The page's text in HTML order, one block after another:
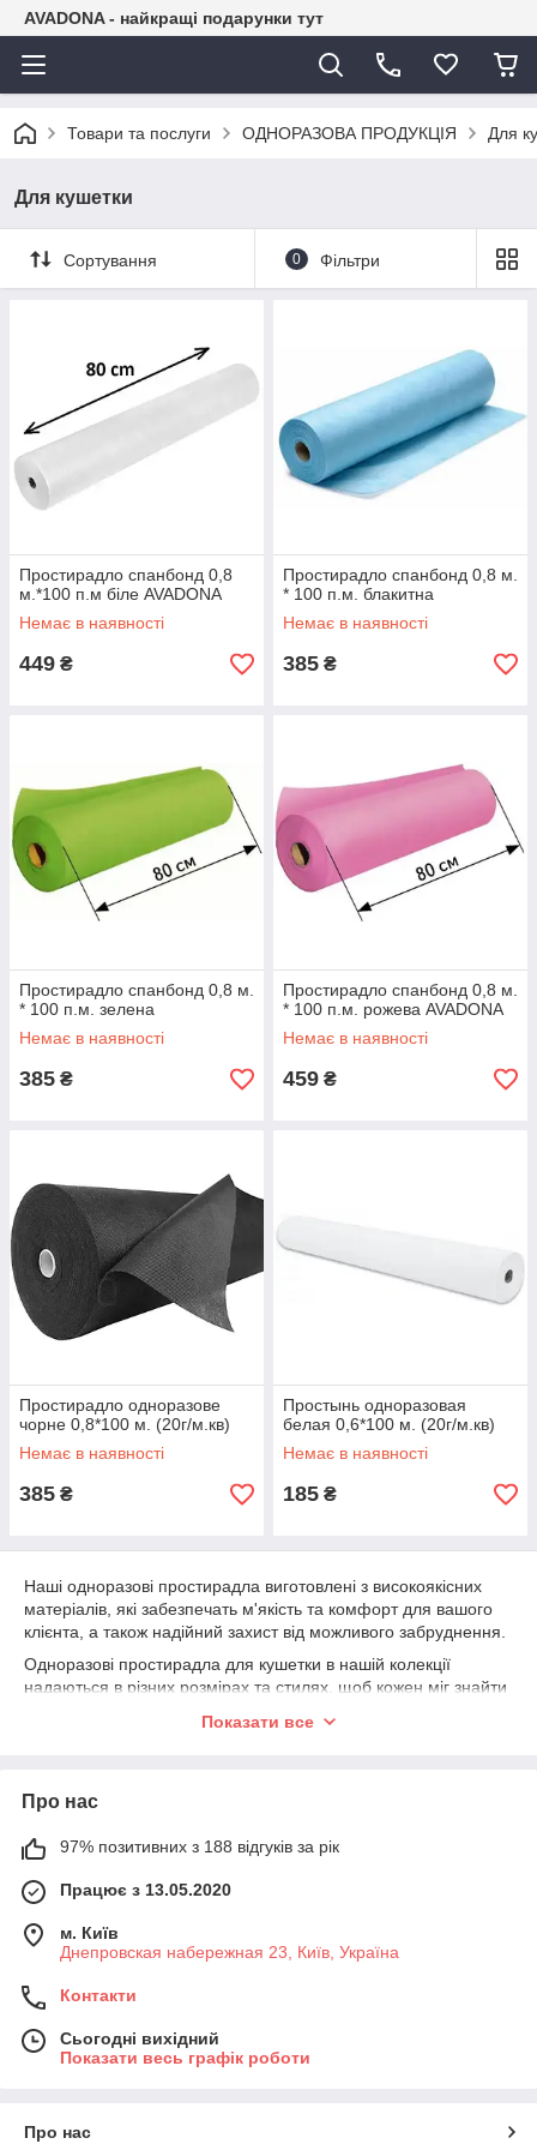
AVADONA - найкращі подарунки тут
Товари та послуги ОДНОРАЗОВА ПРОДУКЦІЯ Для
Для кушетки
Сортування 0 Фільтри
Простирадло спанбонд 0,8
м.*100 п.м біле AVADONA
Немає в наявності
449 ₴
Простирадло спанбонд 0,8 м.
* 100 п.м. блакитна
Немає в наявності
385 ₴
Простирадло спанбонд 0,8 м.
* 100 п.м. зелена
Немає в наявності
385 ₴
Простирадло спанбонд 0,8 м.
* 100 п.м. рожева AVADONA
Немає в наявності
459 ₴
Простирадло одноразове
чорне 0,8*100 м. (20г/м.кв)
Немає в наявності
385 ₴
Простынь одноразовая
белая 0,6*100 м. (20г/м.кв)
Немає в наявності
185 ₴
Наші одноразові простирадла виготовлені з високоякісних
матеріалів, які забезпечать м'якість та комфорт для вашого
клієнта, а також надійний захист від можливого забруднення.
Одноразові простирадла для кушетки в нашій колекції
надаються в різних розмірах та стилях, щоб кожен міг знайти
впевнені, що наші простирадла легко та швидко
вашим клієнтам.
полегшують процес зміни білизни, але й створюють почуття
свіжості та безпеки для кожного клієнта. Ви можете бути
впевнені в гігієні вашого робочого місця та комфорті для
ваших клієнтів з кожним новим простирадлом.
Одноразові простирадла для кушетки – це не просто
створення приємного досвіду у вашому салоні чи кабінеті. Ми
надаємо продукцію, яка відображає вашу відповідальність та
прагнення забезпечити найвищий рівень сервісу.
Показати все
Про нас
97% позитивних з 188 відгуків за рік
Працює з 13.05.2020
м. Київ
Днепровская набережная 23, Київ, Україна
Контакти
Сьогодні вихідний
Показати весь графік роботи
Про нас